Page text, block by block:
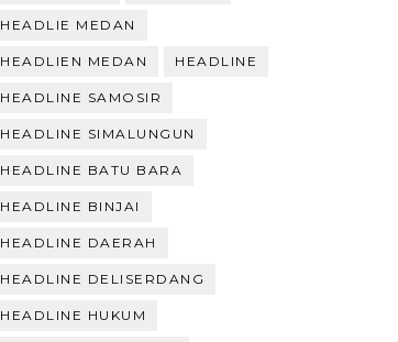
HEADLIE MEDAN
HEADLIEN MEDAN HEADLINE
HEADLINE SAMOSIR
HEADLINE SIMALUNGUN
HEADLINE BATU BARA
HEADLINE BINJAI
HEADLINE DAERAH
HEADLINE DELISERDANG
HEADLINE HUKUM